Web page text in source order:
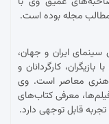
مطالب مجله بوده است.
ایران و جهان،
کارگردانان و
هنری معاصر است. وی
معرفی کتاب‌های
قابل توجهی دارد.